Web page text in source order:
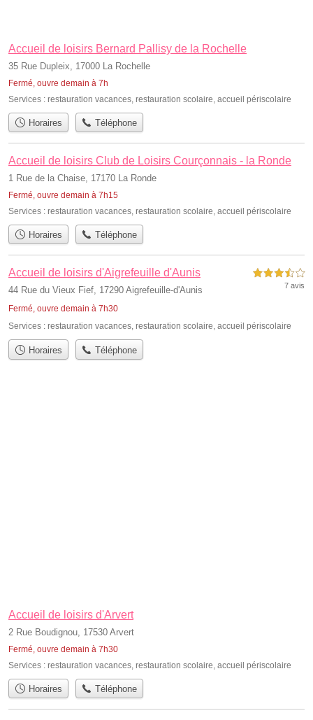
Accueil de loisirs Bernard Pallisy de la Rochelle
35 Rue Dupleix, 17000 La Rochelle
Fermé, ouvre demain à 7h
Services : restauration vacances restauration scolaire accueil périscolaire
Horaires Téléphone
Accueil de loisirs Club de Loisirs Courçonnais - la Ronde
1 Rue de la Chaise, 17170 La Ronde
Fermé, ouvre demain à 7h15
Services : restauration vacances, restauration scolaire, accueil périscolaire
Horaires Téléphone
Accueil de loisirs d'Aigrefeuille d'Aunis
44 Rue du Vieux Fief, 17290 Aigrefeuille-d'Aunis
Fermé, ouvre demain à 7h30
3,5 étoiles sur 5
7 avis
Services : restauration vacances, restauration scolaire, accueil périscolaire
Horaires Téléphone
Accueil de loisirs d'Arvert
2 Rue Boudignou, 17530 Arvert
Fermé, ouvre demain à 7h30
Services : restauration vacances restauration scolaire accueil périscolaire
Horaires Téléphone